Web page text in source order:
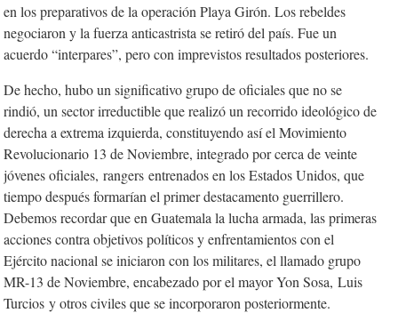
en los preparativos de la operación Playa Girón. Los rebeldes
negociaron y la fuerza anticastrista se retiró del país. Fue un
acuerdo “interpares”, pero con imprevistos resultados posteriores.
De hecho, hubo un significativo grupo de oficiales que no se
rindió, un sector irreductible que realizó un recorrido ideológico de
derecha a extrema izquierda, constituyendo así el Movimiento
Revolucionario 13 de Noviembre, integrado por cerca de veinte
jóvenes oficiales, rangers entrenados en los Estados Unidos, que
tiempo después formarían el primer destacamento guerrillero.
Debemos recordar que en Guatemala la lucha armada, las primeras
acciones contra objetivos políticos y enfrentamientos con el
Ejército nacional se iniciaron con los militares, el llamado grupo
MR-13 de Noviembre, encabezado por el mayor Yon Sosa, Luis
Turcios y otros civiles que se incorporaron posteriormente.